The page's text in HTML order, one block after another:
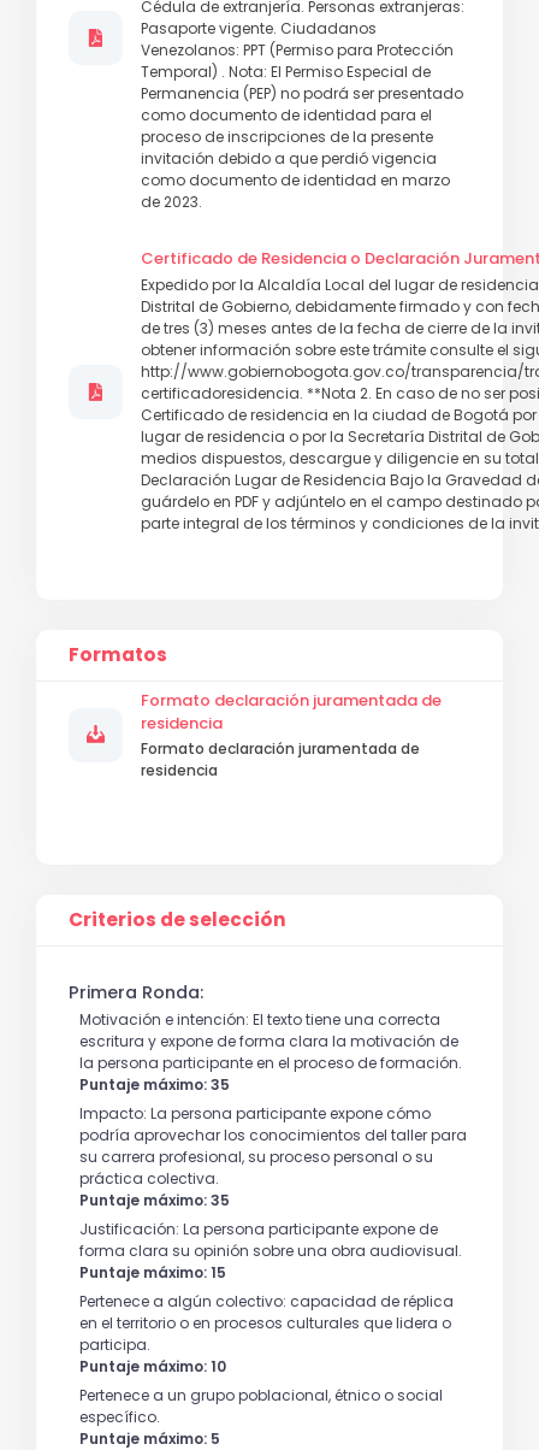
Cédula de extranjería. Personas extranjeras:
Pasaporte vigente. Ciudadanos
Venezolanos: PPT (Permiso para Protección
Temporal) . Nota: El Permiso Especial de
Permanencia (PEP) no podrá ser presentado
como documento de identidad para el
proceso de inscripciones de la presente
invitación debido a que perdió vigencia
como documento de identidad en marzo
de 2023.
Certificado de Residencia o Declaración
Expedido por la Alcaldía Local del lugar de
Distrital de Gobierno, debidamente firmado y con
de tres (3) meses antes de la fecha de cierre de la
obtener información sobre este trámite consulte el
http://www.gobiernobogota.gov.co/transparencia/
certificadoresidencia. **Nota 2. En caso de no ser
Certificado de residencia en la ciudad de Bogotá
lugar de residencia o por la Secretaría Distrital de
medios dispuestos, descargue y diligencie en su
Declaración Lugar de Residencia Bajo la Gravedad
guárdelo en PDF y adjúntelo en el campo destinado
parte integral de los términos y condiciones de la
Formatos
Formato declaración juramentada de
residencia
Formato declaración juramentada de
residencia
Criterios de selección
Primera Ronda:
Motivación e intención: El texto tiene una correcta
escritura y expone de forma clara la motivación de
la persona participante en el proceso de formación.
Puntaje máximo: 35
Impacto: La persona participante expone cómo
podría aprovechar los conocimientos del taller para
su carrera profesional, su proceso personal o su
práctica colectiva.
Puntaje máximo: 35
Justificación: La persona participante expone de
forma clara su opinión sobre una obra audiovisual.
Puntaje máximo: 15
Pertenece a algún colectivo: capacidad de réplica
en el territorio o en procesos culturales que lidera o
participa.
Puntaje máximo: 10
Pertenece a un grupo poblacional, étnico o social
específico.
Puntaje máximo: 5